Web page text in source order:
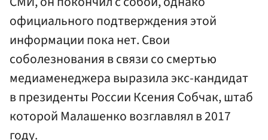
официального подтверждения этой
информации пока нет. Свои
соболезнования в связи со смертью
медиаменеджера выразила экс-кандидат
в президенты России Ксения Собчак, штаб
которой Малашенко возглавлял в 2017
году.